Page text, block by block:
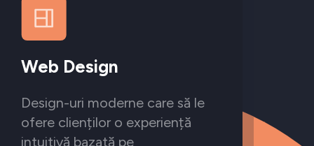
Web Design
Design-uri moderne care să le
ofere clienților o experiență
intuitivă bazată pe